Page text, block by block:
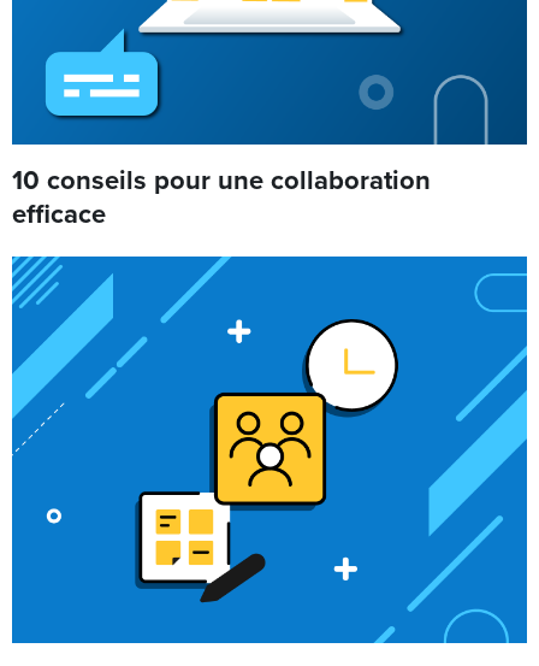
10 conseils pour une collaboration
efficace